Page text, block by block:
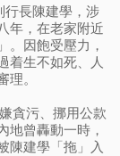
行長陳建學，涉
年，在老家附近
。因飽受壓力，
着生不如死、人
。
貪污、挪用公款
地曾轟動一時，
陳建學「拖」入